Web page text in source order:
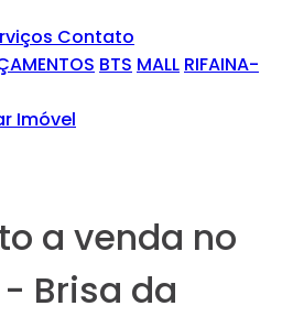
Contato
BTS MALL RIFAINA-
Imóvel
a venda no
Brisa da